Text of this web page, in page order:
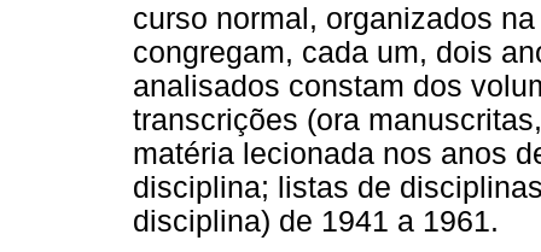
curso normal, organizados
congregam, cada um, dois
analisados constam dos
transcrições (ora
matéria lecionada nos anos
disciplina; listas de
disciplina) de 1941 a 1961.